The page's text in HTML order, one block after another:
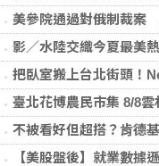
美參院通過對俄制裁案 川普可課俄商品
影／水陸交織今夏最美熱氣球夢幻聯動水舞展演
把臥室搬上台北街頭！Nespresso 打造期間限
臺北花博農民市集 8/8雲
不被看好但超搭？肯德基青花椒從炸雞跨界甜點，全新「青花椒花生蛋
【美股盤後】就業數據遜於預期升息